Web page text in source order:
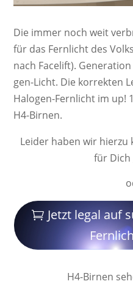
Die immer noch weit
für das Fernlicht des
nach Facelift).
gen-Licht. Die kor­rek­ten
Halogen-Fernlicht im up!
H4-Birnen.
Leider haben wir hierzu
für Dich
Jetzt legal auf
H4-Birnen